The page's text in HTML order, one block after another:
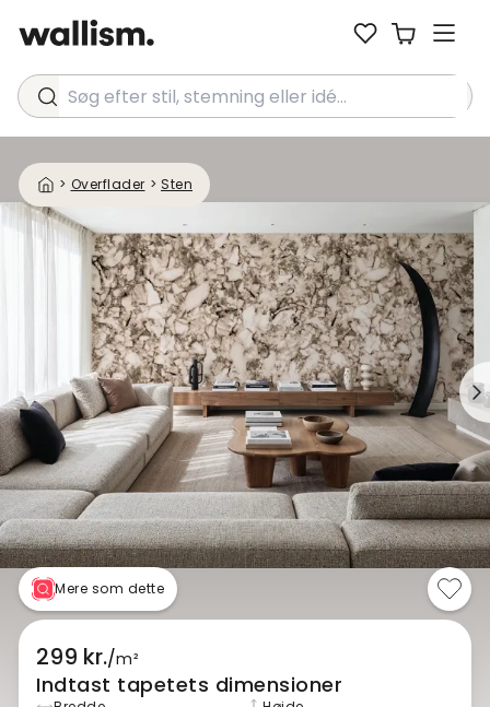
Søg efter stil, stemning eller idé...
> Overflader > Sten
Mere som dette
299 kr./m²
Indtast tapetets dimensioner